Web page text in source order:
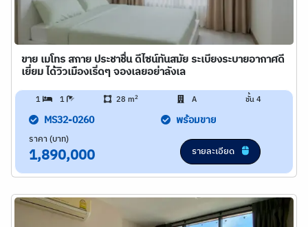
ขาย เมโทร สกาย ประชาชื่น ดีไซน์ทันสมัย ​​ระเบียงระบายอากาศดี
เยี่ยม ได้วิวเมืองเริ่ดๆ จองเลยอย่าลังเล
1 1 28 m2 A ชั้น 4
MS32-0260 พร้อมขาย
ราคา (บาท)
1,890,000 รายละเอียด